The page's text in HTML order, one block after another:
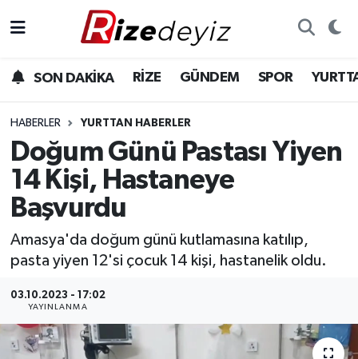
SON DAKİKA RİZE GÜNDEM SPOR
HABERLER YURTTAN HABERLER
Doğum Günü Pastası Yiyen
14 Kişi, Hastaneye
Başvurdu
Amasya'da doğum günü kutlamasına katılıp,
pasta yiyen 12'si çocuk 14 kişi, hastanelik oldu.
03.10.2023 - 17:02
YAYINLANMA
Gündem
Yurttan Haberler
Ekonomi
Teknoloji
Sağlık
Rize Hava Durumu
Rize Trafik Yoğunluk Haritası
Süper Lig Puan Durumu ve Fikstür
Tüm Manşetler
Son Dakika Haberleri
Haber Arşivi